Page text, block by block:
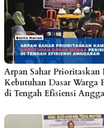
Arpan Sahar Prioritaskan
Kebutuhan Dasar Warga
di Tengah Efisiensi